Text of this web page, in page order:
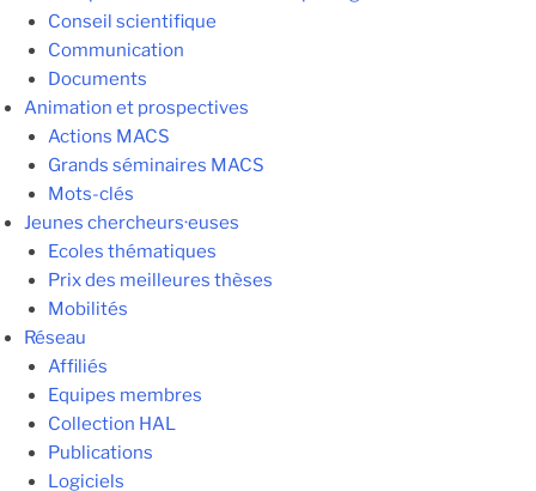
Conseil scientifique
Communication
Documents
Animation et prospectives
Actions MACS
Grands séminaires MACS
Mots-clés
Jeunes chercheurs·euses
Ecoles thématiques
Prix des meilleures thèses
Mobilités
Réseau
Affiliés
Equipes membres
Collection HAL
Publications
Logiciels